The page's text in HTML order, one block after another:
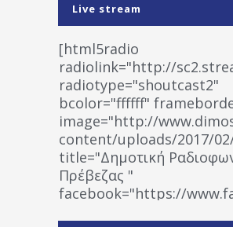
Live stream
[html5radio
radiolink="http://
radiotype="shoutcast2"
bcolor="ffffff"
image="http://
content/uploads/2017/
title="Δημοτική
Πρέβεζας "
facebook="https://